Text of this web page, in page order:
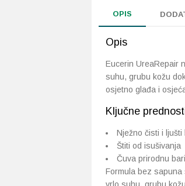
OPIS
Opis
Eucerin UreaRepair
suhu, grubu kožu
osjetno glađa i
Ključne
Nježno čisti i ljušti
Štiti od isušivanja
Čuva prirodnu
Formula bez